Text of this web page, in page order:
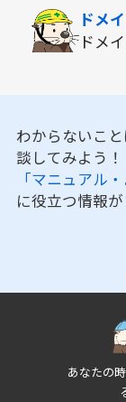
ドメ
ドメ
わからないこ
談してみよう！
「マニュアル
に役立つ情報が
あなたの